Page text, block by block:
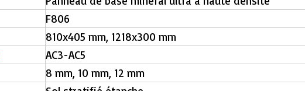
F806
810x405 mm, 1218x300 mm
AC3-AC5
8 mm, 10 mm, 12 mm